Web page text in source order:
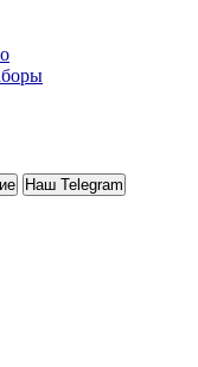
Наш Telegram